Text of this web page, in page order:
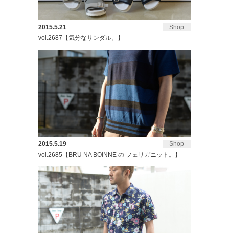
Shop
2015.5.21
vol.2687【気分なサンダル。】
Shop
2015.5.19
vol.2685【BRU NA BOINNE の フェリガニット。】